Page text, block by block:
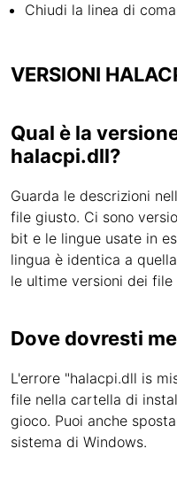
Chiudi la linea di
VERSIONI
Qual è la
halacpi.dll?
Guarda le descrizioni
file giusto. Ci sono
bit e le lingue usate in
lingua è identica a
le ultime versioni dei
Dove dovresti
L'errore "halacpi.dll is
file nella cartella di
gioco. Puoi anche
sistema di Windows.